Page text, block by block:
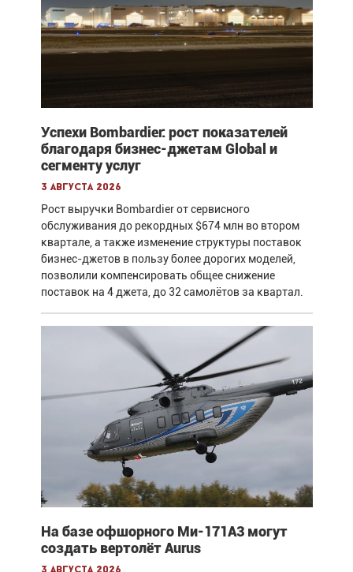
Успехи Bombardier: рост показателей
благодаря бизнес-джетам Global и
сегменту услуг
3 августа 2026
Рост выручки Bombardier от сервисного
обслуживания до рекордных $674 млн во втором
квартале, а также изменение структуры поставок
бизнес-джетов в пользу более дорогих моделей,
позволили компенсировать общее снижение
поставок на 4 джета, до 32 самолётов за квартал.
На базе офшорного Ми-171А3 могут
создать вертолёт Aurus